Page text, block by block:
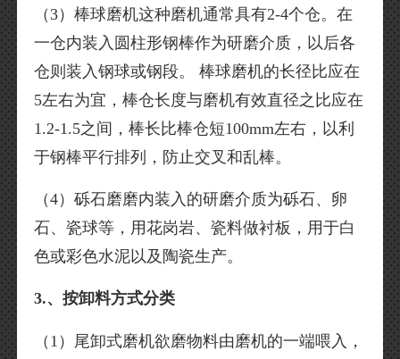
（3）棒球磨机这种磨机通常具有2-4个仓。在
一仓内装入圆柱形钢棒作为研磨介质，以后各
仓则装入钢球或钢段。 棒球磨机的长径比应在
5左右为宜，棒仓长度与磨机有效直径之比应在
1.2-1.5之间，棒长比棒仓短100mm左右，以利
于钢棒平行排列，防止交叉和乱棒。
（4）砾石磨磨内装入的研磨介质为砾石、卵
石、瓷球等，用花岗岩、瓷料做衬板，用于白
色或彩色水泥以及陶瓷生产。
3.、按卸料方式分类
（1）尾卸式磨机欲磨物料由磨机的一端喂入，